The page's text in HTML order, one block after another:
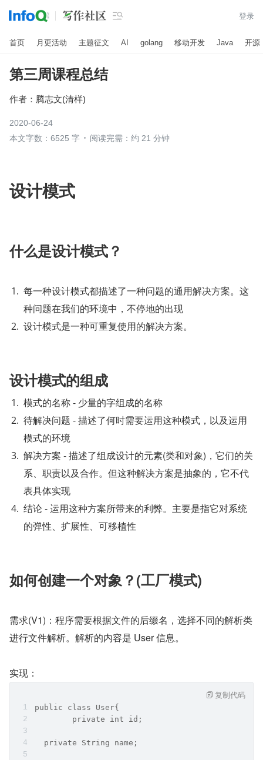
 登录
首页 月更活动 主题征文 AI golang 移动开发 Java 开源
第三周课程总结
作者： 腾志文(清样)
2020-06-24
本文字数：6525 字
阅读完需：约 21 分钟
设计模式
什么是设计模式？
每一种设计模式都描述了一种问题的通用解决方案。这
种问题在我们的环境中，不停地的出现
设计模式是一种可重复使用的解决方案。
设计模式的组成
模式的名称 - 少量的字组成的名称
待解决问题 - 描述了何时需要运用这种模式，以及运用
模式的环境
解决方案 - 描述了组成设计的元素(类和对象)，它们的关
系、职责以及合作。但这种解决方案是抽象的，它不代
表具体实现
结论 - 运用这种方案所带来的利弊。主要是指它对系统
的弹性、扩展性、可移植性
如何创建一个对象？(工厂模式)
需求(V1)：程序需要根据文件的后缀名，选择不同的解析类
进行文件解析。解析的内容是 User 信息。
实现：
public class User{
	private int id;
  private String name;
复制代码